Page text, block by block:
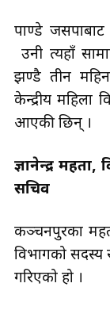
पाण्डे जसपाबाट
उनी त्यहाँ
झण्डै तीन
केन्द्रीय महिला
आएकी छिन् ।
ज्ञानेन्द्र महता,
सचिव
कञ्चनपुरका
विभागको
गरिएको हो ।